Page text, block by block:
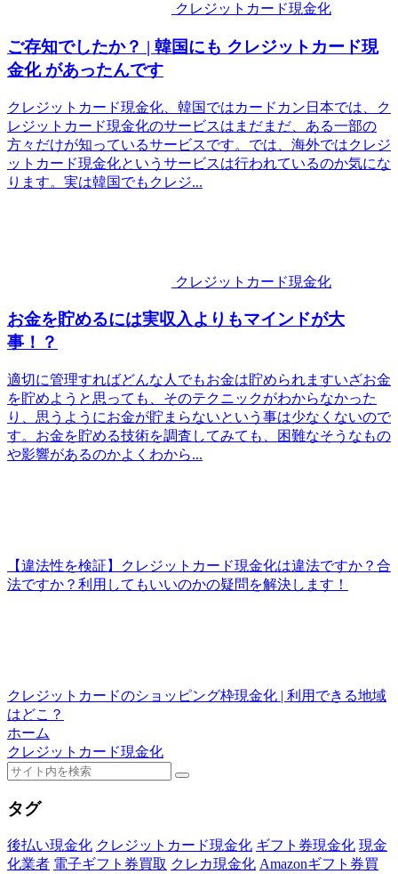
クレジットカード現金化
ご存知でしたか？ | 韓国にも クレジットカード現
金化 があったんです
クレジットカード現金化、韓国ではカードカン日本では、ク
レジットカード現金化のサービスはまだまだ、ある一部の
方々だけが知っているサービスです。では、海外ではクレジ
ットカード現金化というサービスは行われているのか気にな
ります。実は韓国でもクレジ...
クレジットカード現金化
お金を貯めるには実収入よりもマインドが大
事！？
適切に管理すればどんな人でもお金は貯められますいざお金
を貯めようと思っても、そのテクニックがわからなかった
り、思うようにお金が貯まらないという事は少なくないので
す。お金を貯める技術を調査してみても、困難なそうなもの
や影響があるのかよくわから...
【違法性を検証】クレジットカード現金化は違法ですか？合
法ですか？利用してもいいのかの疑問を解決します！
クレジットカードのショッピング枠現金化 | 利用できる地域
はどこ？
ホーム
クレジットカード現金化
タグ
後払い現金化 クレジットカード現金化 ギフト券現金化 現金
化業者 電子ギフト券買取 クレカ現金化 Amazonギフト券買